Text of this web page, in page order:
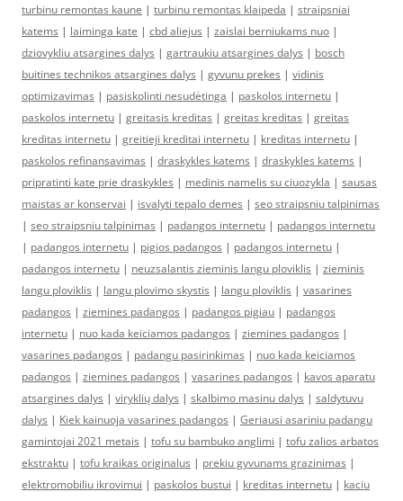
turbinu remontas kaune | turbinu remontas klaipeda | straipsniai
katems | laiminga kate | cbd aliejus | zaislai berniukams nuo |
dziovykliu atsargines dalys | gartraukiu atsargines dalys | bosch
buitines technikos atsargines dalys | gyvunu prekes | vidinis
optimizavimas | pasiskolinti nesudėtinga | paskolos internetu |
paskolos internetu | greitasis kreditas | greitas kreditas | greitas
kreditas internetu | greitieji kreditai internetu | kreditas internetu |
paskolos refinansavimas | draskykles katems | draskykles katems |
pripratinti kate prie draskykles | medinis namelis su ciuozykla | sausas
maistas ar konservai | isvalyti tepalo demes | seo straipsniu talpinimas
| seo straipsniu talpinimas | padangos internetu | padangos internetu
| padangos internetu | pigios padangos | padangos internetu |
padangos internetu | neuzsalantis zieminis langu ploviklis | zieminis
langu ploviklis | langu plovimo skystis | langu ploviklis | vasarines
padangos | ziemines padangos | padangos pigiau | padangos
internetu | nuo kada keiciamos padangos | ziemines padangos |
vasarines padangos | padangu pasirinkimas | nuo kada keiciamos
padangos | ziemines padangos | vasarines padangos | kavos aparatu
atsargines dalys | viryklių dalys | skalbimo masinu dalys | saldytuvu
dalys | Kiek kainuoja vasarines padangos | Geriausi asariniu padangu
gamintojai 2021 metais | tofu su bambuko anglimi | tofu zalios arbatos
ekstraktu | tofu kraikas originalus | prekiu gyvunams grazinimas |
elektromobiliu ikrovimui | paskolos bustui | kreditas internetu | kaciu